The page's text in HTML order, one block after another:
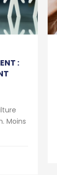
:
Moins